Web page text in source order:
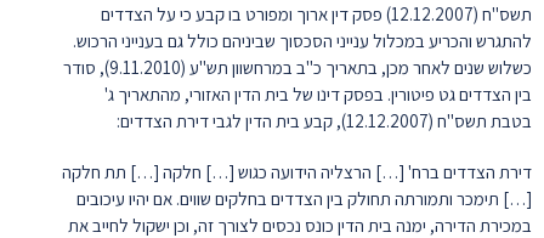
תשס"ח (12.12.2007) פסק דין ארוך ומפורט בו קבע כי על הצדדים
להתגרש והכריע במכלול ענייני הסכסוך שביניהם כולל גם בענייני הרכוש.
כשלוש שנים לאחר מכן, בתאריך כ"ב במרחשוון תש"ע (9.11.2010), סודר
בין הצדדים גט פיטורין. בפסק דינו של בית הדין האזורי, מהתאריך ג'
בטבת תשס"ח (12.12.2007), קבע בית הדין לגבי דירת הצדדים:
דירת הצדדים ברח' […] הרצליה הידועה כגוש […] חלקה […] תת חלקה
[…] תימכר ותמורתה תחולק בין הצדדים בחלקים שווים. אם יהיו עיכובים
במכירת הדירה, ימנה בית הדין כונס נכסים לצורך זה, וכן ישקול לחייב את